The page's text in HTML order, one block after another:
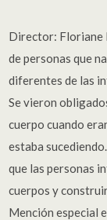
Director: Floriane
de personas que
diferentes de las
Se vieron
cuerpo cuando
estaba
que las personas
cuerpos y
Mención especial